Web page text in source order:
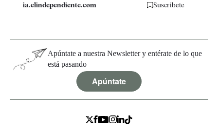
ia.elindependiente.com Suscríbete
Apúntate a nuestra Newsletter y entérate de lo que
está pasando
Apúntate